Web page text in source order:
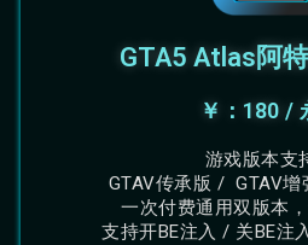
GTA5 Atlas阿
￥：180 /
游戏版本支
GTAV传承版 / GTAV
一次付费通用双版本
支持开BE注入 / 关BE注